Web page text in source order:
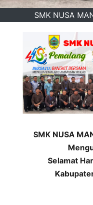
SMK NUSA
SMK NUSA
Selamat